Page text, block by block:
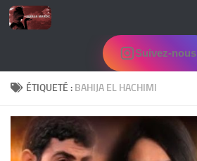
Skip to content
Suivez-nous
ÉTIQUETÉ : BAHIJA EL HACHIMI